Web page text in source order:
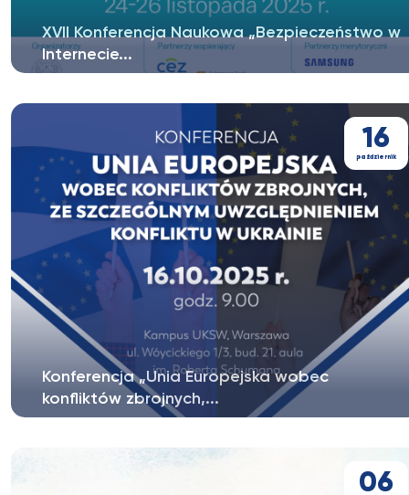
XVII Konferencja Naukowa „Bezpieczeństwo w
Internecie...
udziału w XVII edycji Konferencji...
16
październik
Konferencja „Unia Europejska wobec
konfliktów zbrojnych,...
zbrojnych – międzynarodowych...
06